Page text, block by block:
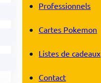
Professionnels
Cartes Pokemon
Listes de cadeaux
Contact